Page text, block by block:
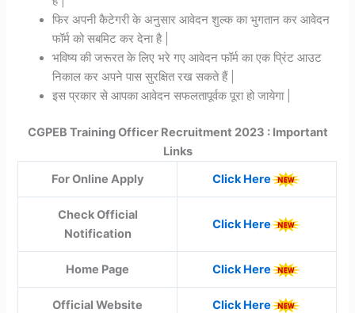
फिर अपनी कैटेगरी के अनुसार आवेदन शुल्क का भुगतान कर आवेदन
फॉर्म को सबमिट कर देना है |
भविष्य की जरूरत के लिए भरे गए आवेदन फॉर्म का एक प्रिंट आउट
निकाल कर अपने पास सुरक्षित रख सकते हैं |
इस प्रकार से आपका आवेदन सफलतापूर्वक पूरा हो जायेगा |
CGPEB Training Officer Recruitment 2023 : Important
Links
For Online Apply
Click Here
Check Official
Notification
Click Here
Home Page Click Here
Official Website Click Here